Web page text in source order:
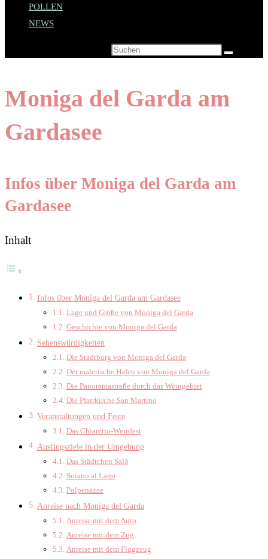
POLLEN
NEWS
Moniga del Garda am
Gardasee
Infos über Moniga del Garda am
Gardasee
Inhalt
Infos über Moniga del Garda am Gardasee
Lage und Größe von Moniga del Garda
Geschichte von Moniga del Garda
Sehenswürdigkeiten
Die Stadtburg von Moniga del Garda
Der malerische Hafen von Moniga del Garda
Die Panoramastraße durch das Weingebiet
Die Pfarrkirche San Martino
Veranstaltungen und Feste
Das Chiaretto-Weinfest
Ausflugsziele in der Umgebung
Das Städtchen Salò
Soiano al Lago
Polpenazze
Anreise nach Moniga del Garda
Anreise mit dem Auto
Anreise mit dem Zug
Anreise mit dem Flugzeug